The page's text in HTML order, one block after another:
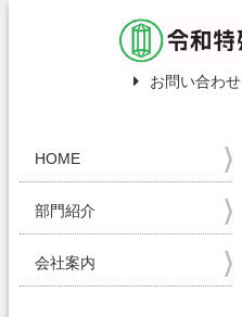
お問い合わせ
HOME
部門紹介
会社案内